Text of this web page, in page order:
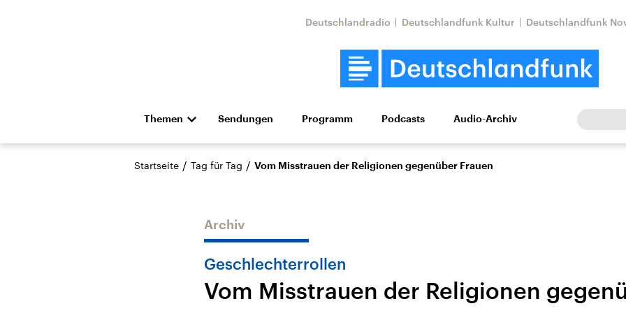
Deutschlandradio Deutschlandfunk Kultur Deutschlandfunk
Themen
Die Nachrichten Politik Wirtschaft Wissen Kultur Europa
Hörspiel und Feature Musik
Landtagswahl Sachsen-
USA
Nahostkonflikt
Aktuelle Lage und
Iran
Aktuelle Lage und
Sendungen Programm Podcasts Audio-Archiv
Startseite / Tag für Tag / Vom Misstrauen der Religionen gegenüber Frauen
Archiv
Geschlechterrollen
Vom Misstrauen der Religionen